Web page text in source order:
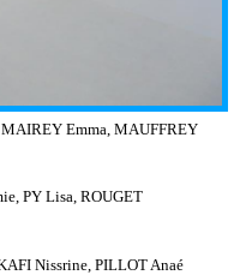
MAIREY Emma, MAUFFREY
PY Lisa, ROUGET
Nissrine, PILLOT Anaé